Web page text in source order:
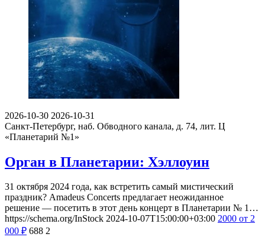
2026-10-30 2026-10-31
Санкт-Петербург, наб. Обводного канала, д. 74, лит. Ц
«Планетарий №1»
Орган в Планетарии: Хэллоуин
31 октября 2024 года, как встретить самый мистический
праздник? Amadeus Concerts предлагает неожиданное
решение — посетить в этот день концерт в Планетарии № 1…
https://schema.org/InStock 2024-10-07T15:00:00+03:00 2000 от 2
000 ₽ 688 2